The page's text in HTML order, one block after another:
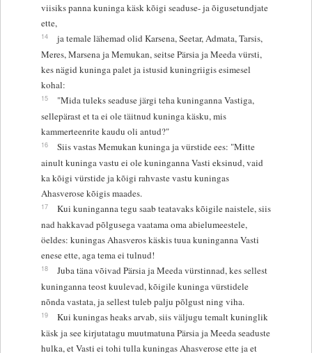
viisiks panna kuninga käsk kõigi seaduse- ja õigusetundjate
ette,
14
ja temale lähemad olid Karsena, Seetar, Admata, Tarsis,
Meres, Marsena ja Memukan, seitse Pärsia ja Meeda vürsti,
kes nägid kuninga palet ja istusid kuningriigis esimesel
kohal:
15
"Mida tuleks seaduse järgi teha kuninganna Vastiga,
sellepärast et ta ei ole täitnud kuninga käsku, mis
kammerteenrite kaudu oli antud?"
16
Siis vastas Memukan kuninga ja vürstide ees: "Mitte
ainult kuninga vastu ei ole kuninganna Vasti eksinud, vaid
ka kõigi vürstide ja kõigi rahvaste vastu kuningas
Ahasverose kõigis maades.
17
Kui kuninganna tegu saab teatavaks kõigile naistele, siis
nad hakkavad põlgusega vaatama oma abielumeestele,
öeldes: kuningas Ahasveros käskis tuua kuninganna Vasti
enese ette, aga tema ei tulnud!
18
Juba täna võivad Pärsia ja Meeda vürstinnad, kes sellest
kuninganna teost kuulevad, kõigile kuninga vürstidele
nõnda vastata, ja sellest tuleb palju põlgust ning viha.
19
Kui kuningas heaks arvab, siis väljugu temalt kuninglik
käsk ja see kirjutatagu muutmatuna Pärsia ja Meeda seaduste
hulka, et Vasti ei tohi tulla kuningas Ahasverose ette ja et